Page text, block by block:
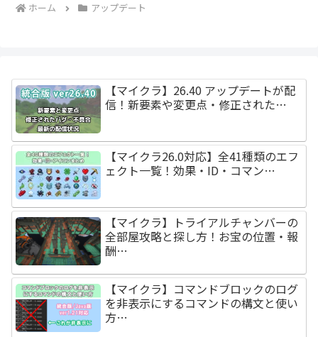
ホーム アップデート
【マイクラ】26.40 アップデートが配
信！新要素や変更点・修正された…
【マイクラ26.0対応】全41種類のエフ
ェクト一覧！効果・ID・コマン…
【マイクラ】トライアルチャンバーの
全部屋攻略と探し方！お宝の位置・報
酬…
【マイクラ】コマンドブロックのログ
を非表示にするコマンドの構文と使い
方…